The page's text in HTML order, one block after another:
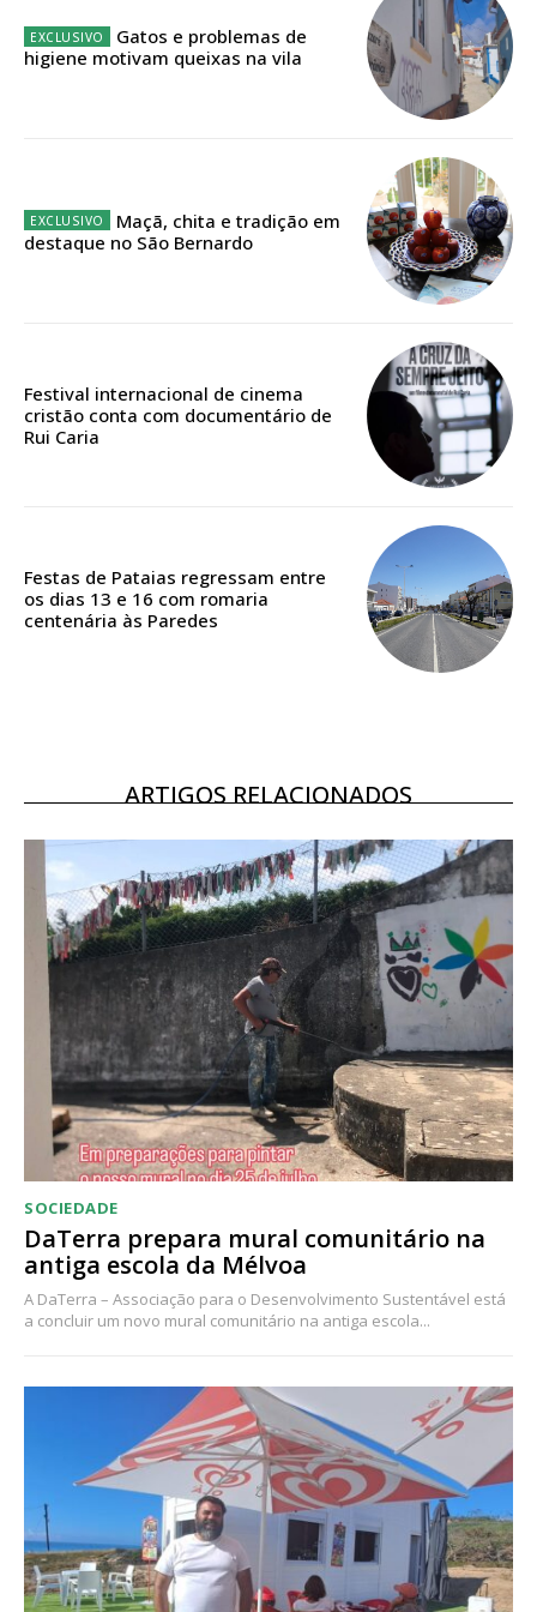
assinantes
Ofertas para assinatura anual
12 meses
Ofertas para assinatura anual
Gatos e problemas de
higiene motivam queixas na vila
Maçã, chita e tradição em
destaque no São Bernardo
Festival internacional de cinema
cristão conta com documentário de
Rui Caria
Festas de Pataias regressam entre
os dias 13 e 16 com romaria
centenária às Paredes
ARTIGOS RELACIONADOS
SOCIEDADE
DaTerra prepara mural comunitário na
antiga escola da Mélvoa
A DaTerra – Associação para o Desenvolvimento Sustentável está
a concluir um novo mural comunitário na antiga escola...